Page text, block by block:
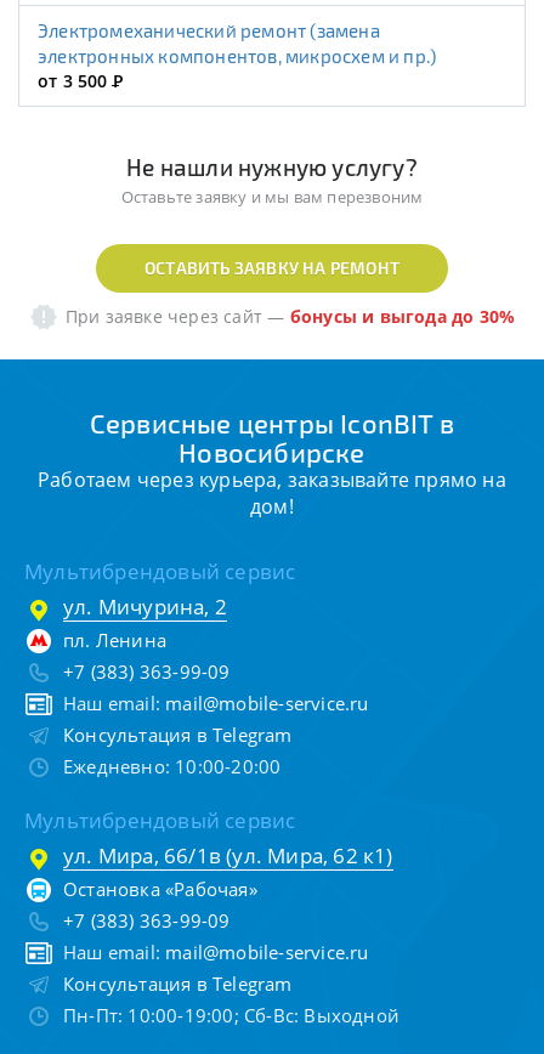
Электромеханический ремонт (замена
электронных компонентов, микросхем и пр.)
от 3 500Р
Не нашли нужную услугу?
Оставьте заявку и мы вам перезвоним
ОСТАВИТЬ ЗАЯВКУ НА РЕМОНТ
При заявке через сайт — бонусы и выгода до 30%
Сервисные центры IconBIT в
Новосибирске
Работаем через курьера, заказывайте прямо на
дом!
Мультибрендовый сервис
ул. Мичурина, 2
пл. Ленина
+7 (383) 363-99-09
Наш email: mail@mobile-service.ru
Консультация в Telegram
Ежедневно: 10:00-20:00
Мультибрендовый сервис
ул. Мира, 66/1в (ул. Мира, 62 к1)
Остановка «Рабочая»
+7 (383) 363-99-09
Наш email: mail@mobile-service.ru
Консультация в Telegram
Пн-Пт: 10:00-19:00; Сб-Вс: Выходной